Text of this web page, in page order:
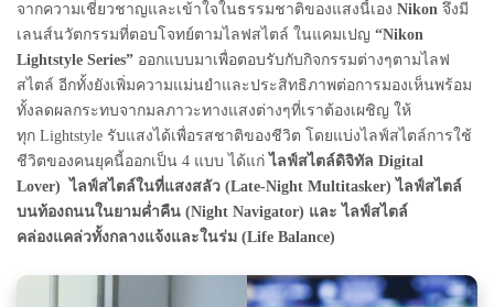
จากความเชี่ยวชาญและเข้าใจในธรรมชาติของแสงนี้เอง Nikon จึงมี
เลนส์นวัตกรรมที่ตอบโจทย์ตามไลฟสไตล์ ในแคมเปญ “Nikon
Lightstyle Series” ออกแบบมาเพื่อตอบรับกับกิจกรรมต่างๆตามไลฟ
สไตล์ อีกทั้งยังเพิ่มความแม่นยำและประสิทธิภาพต่อการมองเห็นพร้อม
ทั้งลดผลกระทบจากมลภาวะทางแสงต่างๆที่เราต้องเผชิญ ให้
ทุก Lightstyle รับแสงได้เพื่อรสชาติของชีวิต โดยแบ่งไลฟ์สไตล์การใช้
ชีวิตของคนยุคนี้ออกเป็น 4 แบบ ได้แก่ ไลฟ์สไตล์ดิจิทัล Digital
Lover) ไลฟ์สไตล์ในที่แสงสลัว (Late-Night Multitasker) ไลฟ์สไตล์
บนท้องถนนในยามค่ำคืน (Night Navigator) และ ไลฟ์สไตล์
คล่องแคล่วทั้งกลางแจ้งและในร่ม (Life Balance)